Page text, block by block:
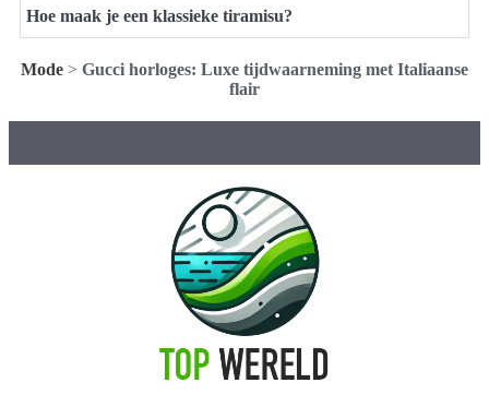
Hoe maak je een klassieke tiramisu?
Mode > Gucci horloges: Luxe tijdwaarneming met Italiaanse
flair